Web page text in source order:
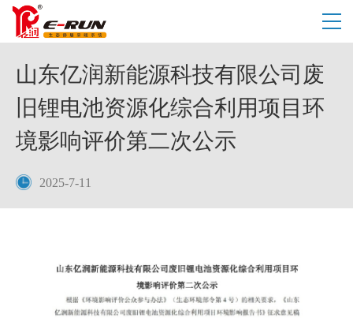
山东亿润新能源科技有限公司废
旧锂电池资源化综合利用项目环
境影响评价第二次公示
2025-7-11